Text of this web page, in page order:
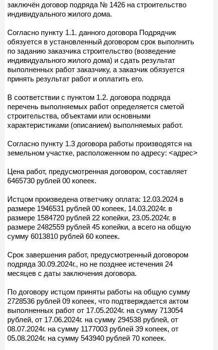
заключён договор подряда № 1426 на строительство
индивидуального жилого дома.
Согласно пункту 1.1. данного договора Подрядчик
обязуется в установленный договором срок выполнить
по заданию заказчика строительство (возведение
индивидуального жилого дома) и сдать результат
выполненных работ заказчику, а заказчик обязуется
принять результат работ и оплатить его.
В соответствии с пунктом 1.2. договора подряда
перечень выполняемых работ определяется сметой
строительства, объектами или основными
характеристиками (описанием) выполняемых работ.
Согласно пункту 1.3 договора работы производятся на
земельном участке, расположенном по адресу: <адрес>
Цена работ, предусмотренная договором, составляет
6465730 рублей 00 копеек.
Истцом произведена ответчику оплата: 12.03.2024 в
размере 1946531 рублей 00 копеек, 14.03.2024г. в
размере 1584720 рублей 22 копейки, 23.05.2024г. в
размере 2482559 рублей 45 копейки, а всего на общую
сумму 6013810 рублей 60 копеек.
Срок завершения работ, предусмотренный договором
подряда 30.09.2024г., но не позднее истечения 24
месяцев с даты заключения договора.
По договору истцом приняты работы на общую сумму
2728536 рублей 09 копеек, что подтверждается актом
выполненных работ от 17.05.2024г. на сумму 713054
рублей, от 17.06.2024г. на сумму 294538 рублей, от
08.07.2024г. на сумму 1177003 рублей 39 копеек, от
05.08.2024г. на сумму 543940 рублей 70 копеек.